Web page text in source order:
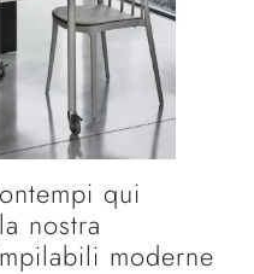
qui
nostra
moderne